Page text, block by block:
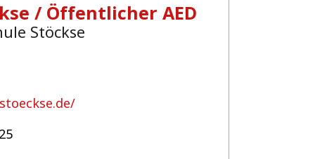
/ Öffentlicher AED
Stöckse